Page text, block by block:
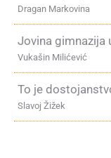
Dragan Markovina
Jovina gimnazija
Vukašin Milićević
To je
Slavoj Žižek